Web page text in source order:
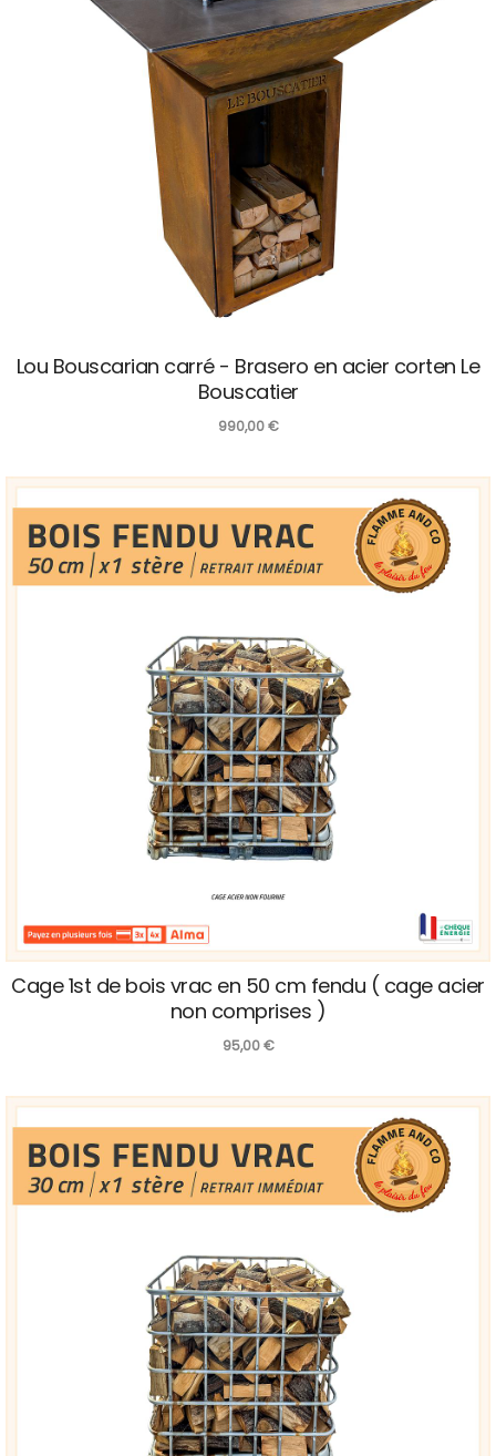
Lou Bouscarian carré - Brasero en acier corten Le
Bouscatier
990,00€
Cage 1st de bois vrac en 50 cm fendu ( cage acier
non comprises )
95,00€